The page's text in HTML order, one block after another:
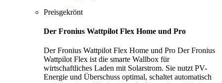
Preisgekrönt
Der Fronius Wattpilot Flex Home und Pro
Der Fronius Wattpilot Flex Home und Pro Der Fronius
Wattpilot Flex ist die smarte Wallbox für
wirtschaftliches Laden mit Solarstrom. Sie nutzt PV-
Energie und Überschuss optimal, schaltet automatisch